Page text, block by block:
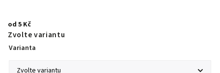
od 5 Kč
Zvolte variantu
Varianta